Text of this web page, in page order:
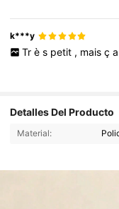
k***y
Tr è s petit , mais ç a
Detalles Del Producto
Material: